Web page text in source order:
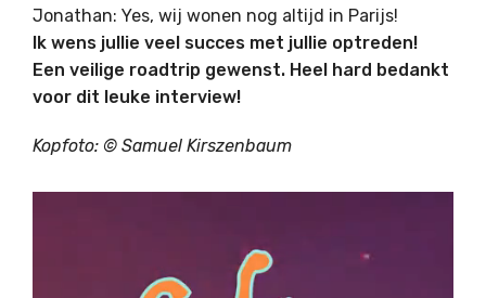
Jonathan: Yes, wij wonen nog altijd in Parijs!
Ik wens jullie veel succes met jullie optreden!
Een veilige roadtrip gewenst. Heel hard bedankt
voor dit leuke interview!
Kopfoto: © Samuel Kirszenbaum